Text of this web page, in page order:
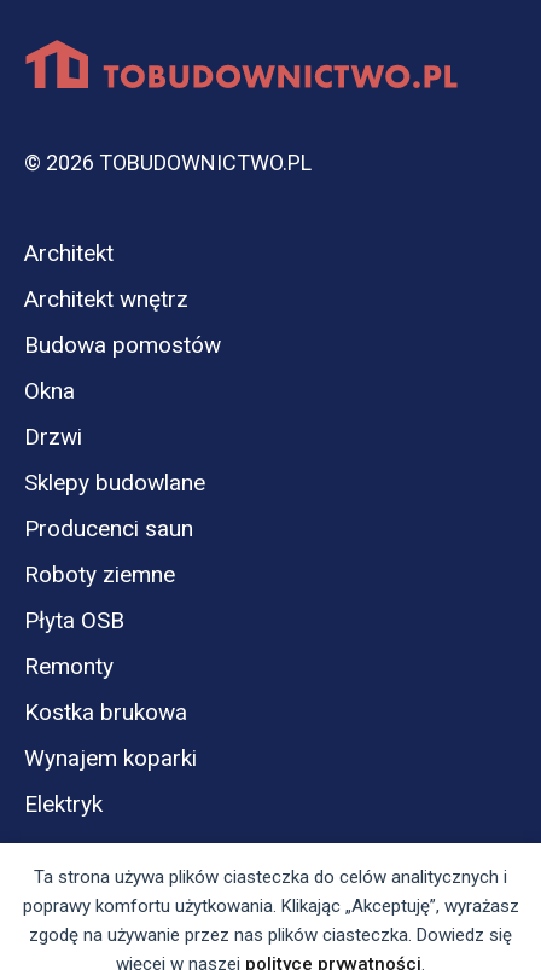
Ta strona używa plików ciasteczka do celów analitycznych i
poprawy komfortu użytkowania. Klikając „Akceptuję”, wyrażasz
zgodę na używanie przez nas plików ciasteczka. Dowiedz się
więcej w naszej polityce prywatności.
© 2026 TOBUDOWNICTWO.PL
Architekt
Architekt wnętrz
Budowa pomostów
Okna
Drzwi
Sklepy budowlane
Producenci saun
Roboty ziemne
Płyta OSB
Remonty
Kostka brukowa
Wynajem koparki
Elektryk